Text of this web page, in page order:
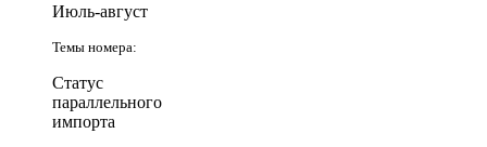
Июль-август
Темы номера:
Статус
параллельного
импорта